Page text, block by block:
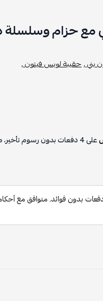
مع حزام وسلسلة
بني ,حقيبة لويس فيتون ,
على4دفعات بدون رسوم تأخير،